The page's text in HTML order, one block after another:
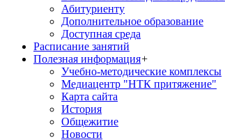
Абитуриенту
Дополнительное образование
Доступная среда
Расписание занятий
Полезная информация+
Учебно-методические комплексы
Медиацентр "НТК притяжение"
Карта сайта
История
Общежитие
Новости